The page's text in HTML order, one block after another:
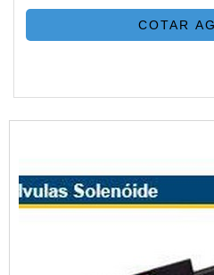
COTAR